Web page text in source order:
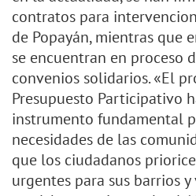
contratos para
de Popayán, mientras que
se encuentran en proceso
convenios solidarios. «El
Presupuesto Participativo
instrumento fundamental
necesidades de las
que los ciudadanos
urgentes para sus barrios